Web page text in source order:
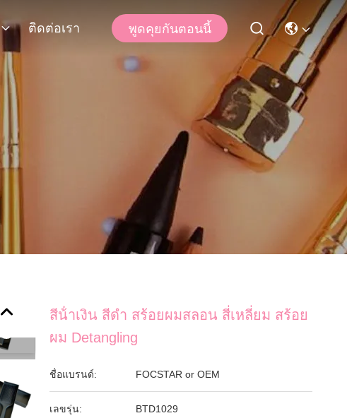
ติดต่อเรา พูดคุยกันตอนนี้
สีน้ําเงิน สีดํา สร้อยผมสลอน สี่เหลี่ยม สร้อย
ผม Detangling
ชื่อแบรนด์: FOCSTAR or OEM
เลขรุ่น: BTD1029